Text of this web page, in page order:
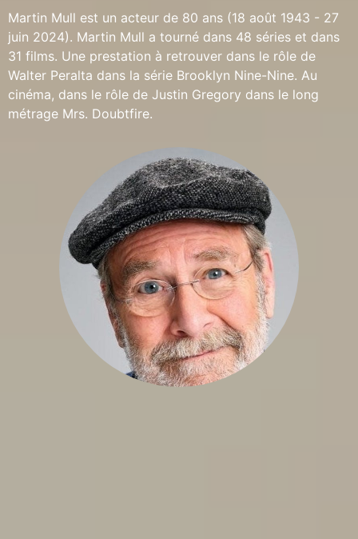
Martin Mull est un acteur de 80 ans (18 août 1943 - 27
juin 2024). Martin Mull a tourné dans 48 séries et dans
31 films. Une prestation à retrouver dans le rôle de
Walter Peralta dans la série Brooklyn Nine-Nine. Au
cinéma, dans le rôle de Justin Gregory dans le long
métrage Mrs. Doubtfire.